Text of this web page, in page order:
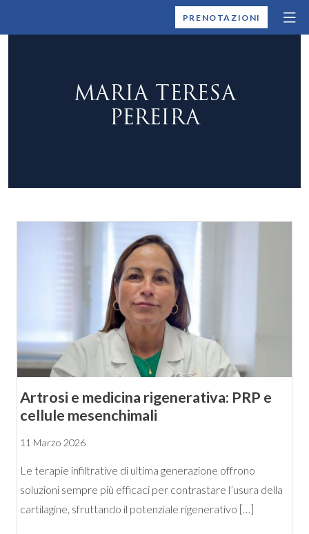
MONTALLEGROPRENOTAZIONI
MARIA TERESA
PEREIRA
Artrosi e medicina rigenerativa: PRP e
cellule mesenchimali
11 Marzo 2026
Le terapie infiltrative di ultima generazione offrono
soluzioni sempre più efficaci per contrastare l’usura della
cartilagine, sfruttando il potenziale rigenerativo […]